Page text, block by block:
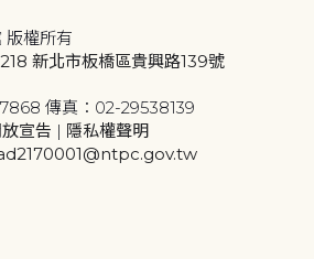
版權所有
新北市板橋區貴興路139號
傳真：02-29538139
宣告 | 隱私權聲明